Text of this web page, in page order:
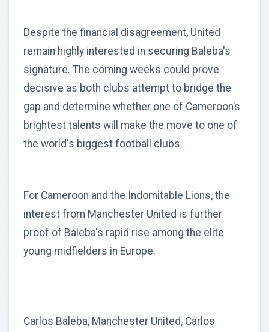
Despite the financial disagreement, United
remain highly interested in securing Baleba's
signature. The coming weeks could prove
decisive as both clubs attempt to bridge the
gap and determine whether one of Cameroon’s
brightest talents will make the move to one of
the world's biggest football clubs.
For Cameroon and the Indomitable Lions, the
interest from Manchester United is further
proof of Baleba's rapid rise among the elite
young midfielders in Europe.
Carlos Baleba, Manchester United, Carlos